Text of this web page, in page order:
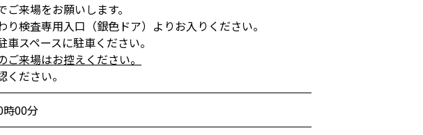
来場をお願いします。
検査専用入口（銀色ドア）よりお入りください。
スペースに駐車ください。
来場はお控えください。
ださい。
時00分